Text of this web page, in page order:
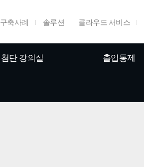
구축사례 솔루션 클라우드 서비스
첨단 강의실 출입통제